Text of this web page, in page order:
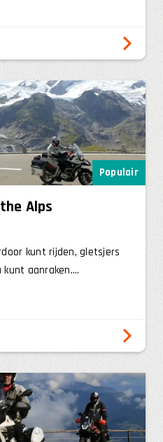
Populair
Alps
kunt rijden, gletsjers
aanraken....